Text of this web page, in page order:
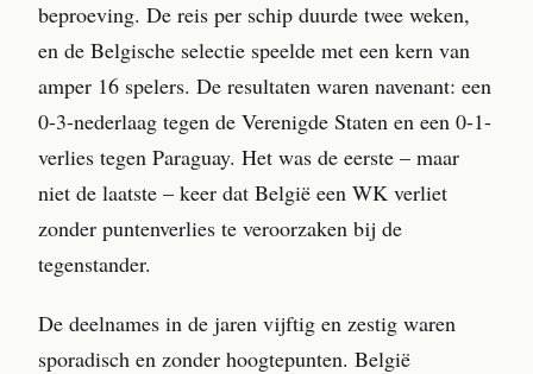
beproeving. De reis per schip duurde twee weken,
en de Belgische selectie speelde met een kern van
amper 16 spelers. De resultaten waren navenant: een
0-3-nederlaag tegen de Verenigde Staten en een 0-1-
verlies tegen Paraguay. Het was de eerste – maar
niet de laatste – keer dat België een WK verliet
zonder puntenverlies te veroorzaken bij de
tegenstander.
De deelnames in de jaren vijftig en zestig waren
sporadisch en zonder hoogtepunten. België